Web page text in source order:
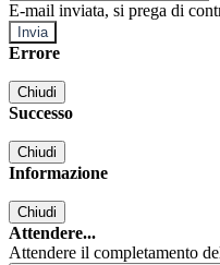
E-mail inviata, si prega di
Errore
Chiudi
Successo
Chiudi
Informazione
Chiudi
Attendere...
Attendere il completamento